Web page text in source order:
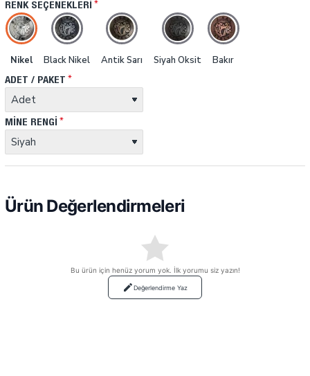
RENK SEÇENEKLERI
Nikel Black Nikel Antik Sarı Siyah Oksit Bakır
ADET / PAKET
MINE RENGI
Ürün Değerlendirmeleri
Bu ürün için henüz yorum yok. İlk yorumu siz yazın!
Değerlendirme Yaz